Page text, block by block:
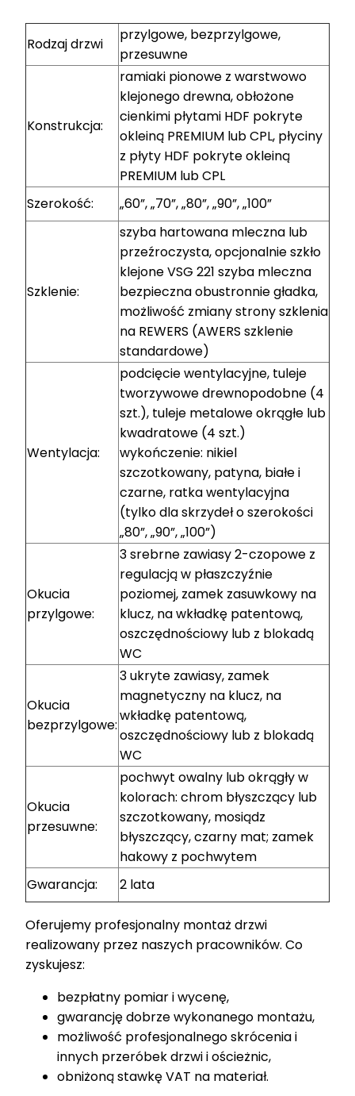
Rodzaj drzwi
przylgowe, bezprzylgowe,
przesuwne
Konstrukcja:
ramiaki pionowe z warstwowo
klejonego drewna, obłożone
cienkimi płytami HDF pokryte
okleiną PREMIUM lub CPL, płyciny
z płyty HDF pokryte okleiną
PREMIUM lub CPL
Szerokość:
„60”, „70”, „80”, „90”, „100”
Szklenie:
szyba hartowana mleczna lub
przeźroczysta, opcjonalnie szkło
klejone VSG 221 szyba mleczna
bezpieczna obustronnie gładka,
możliwość zmiany strony szklenia
na REWERS (AWERS szklenie
standardowe)
Wentylacja:
podcięcie wentylacyjne, tuleje
tworzywowe drewnopodobne (4
szt.), tuleje metalowe okrągłe lub
kwadratowe (4 szt.)
wykończenie: nikiel
szczotkowany, patyna, białe i
czarne, ratka wentylacyjna
(tylko dla skrzydeł o szerokości
„80”, „90”, „100”)
Okucia
przylgowe:
3 srebrne zawiasy 2-czopowe z
regulacją w płaszczyźnie
poziomej, zamek zasuwkowy na
klucz, na wkładkę patentową,
oszczędnościowy lub z blokadą
WC
Okucia
bezprzylgowe:
3 ukryte zawiasy, zamek
magnetyczny na klucz, na
wkładkę patentową,
oszczędnościowy lub z blokadą
WC
Okucia
przesuwne:
pochwyt owalny lub okrągły w
kolorach: chrom błyszczący lub
szczotkowany, mosiądz
błyszczący, czarny mat; zamek
hakowy z pochwytem
Gwarancja:
2 lata
Oferujemy profesjonalny montaż drzwi
realizowany przez naszych pracowników. Co
zyskujesz:
bezpłatny pomiar i wycenę,
gwarancję dobrze wykonanego montażu,
możliwość profesjonalnego skrócenia i
innych przeróbek drzwi i ościeżnic,
obniżoną stawkę VAT na materiał.